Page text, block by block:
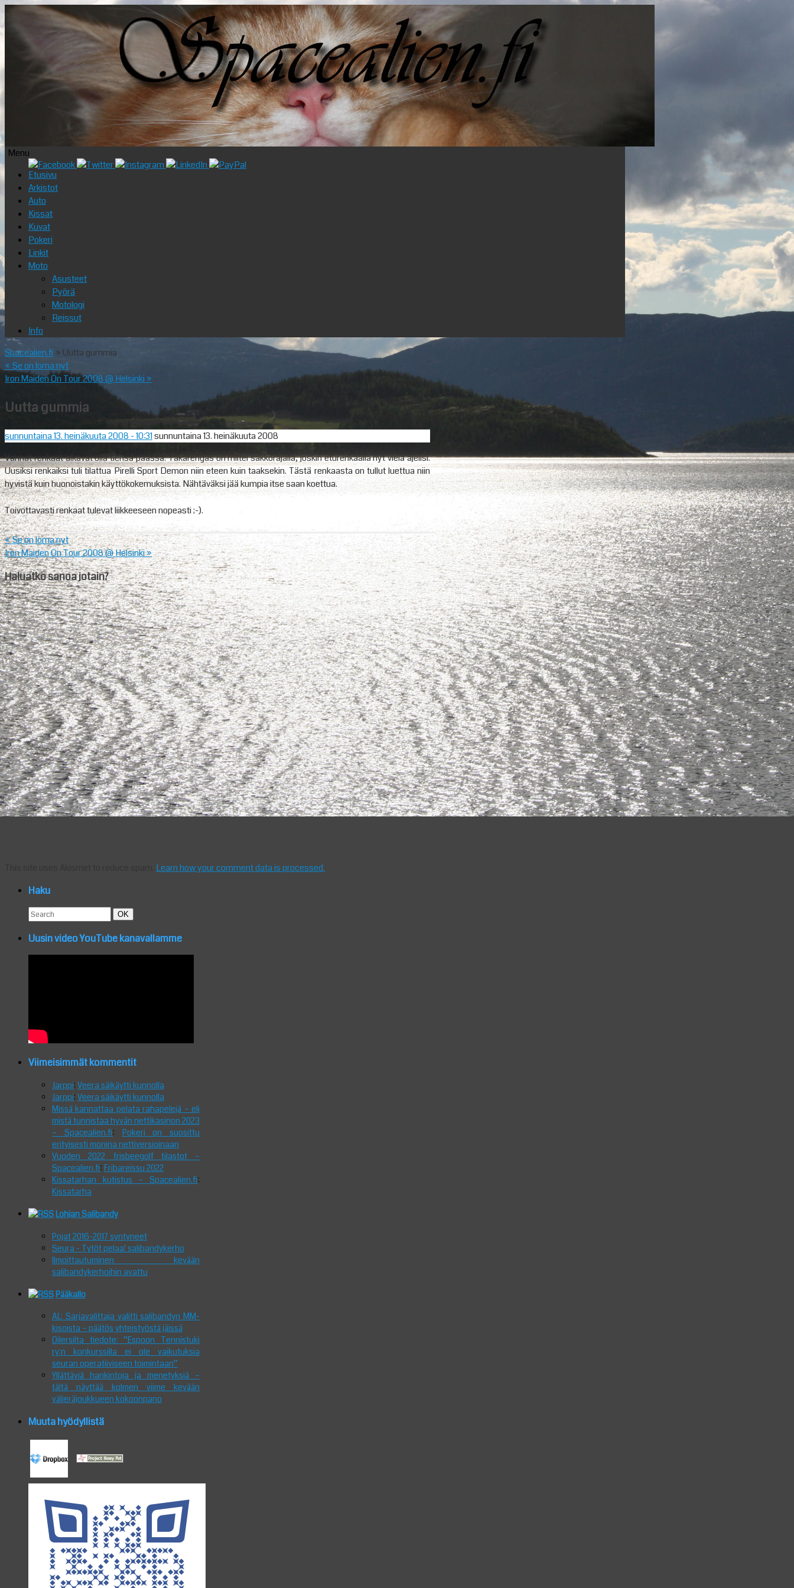
Menu
Skip
content
Etusivu
Arkistot
Auto
Kissat
Kuvat
Pokeri
Linkit
Moto
Asusteet
Pyörä
Motologi
Reissut
Info
Spacealien.fi » Uutta gummia
« Se on loma nyt
Iron Maiden On Tour 2008 @ Helsinki »
Uutta gummia
sunnuntaina 13. heinäkuuta 2008 - 10:31sunnuntaina 13. heinäkuuta 2008
Vanhat renkaat alkavat olla tiensä päässä. Takarengas on miltei sakkorajalla, joskin eturenkaalla nyt vielä ajelisi.
Uusiksi renkaiksi tuli tilattua Pirelli Sport Demon niin eteen kuin taaksekin. Tästä renkaasta on tullut luettua niin
hyvistä kuin huonoistakin käyttökokemuksista. Nähtäväksi jää kumpia itse saan koettua.
Toivottavasti renkaat tulevat liikkeeseen nopeasti ;-).
«Se on loma nyt
Iron Maiden On Tour 2008 @ Helsinki»
Haluatko sanoa jotain?
Learn how your comment data is processed.
Haku
Search
for:
Search
OK
Uusin video YouTube kanavallamme
Viimeisimmät kommentit
Jarppi: Veera säikäytti kunnolla
Jarppi: Veera säikäytti kunnolla
Missä kannattaa pelata rahapelejä – eli
mistä tunnistaa hyvän nettikasinon 2023
– Spacealien.fi: Pokeri on suosittu
erityisesti monina nettiversioinaan
Vuoden 2022 frisbeegolf tilastot –
Spacealien.fi: Fribareissu 2022
Kissatarhan kutistus – Spacealien.fi:
Kissatarha
Lohjan Salibandy
Pojat 2016-2017 syntyneet
Seura - Tytöt pelaa! salibandykerho
Ilmoittautuminen kevään
salibandykerhoihin avattu
Pääkallo
AL: Sarjavalittaja valitti salibandyn MM-
kisoista – päätös yhteistyöstä jäissä
Oilersilta tiedote: ”Espoon Tennistuki
ry:n konkurssilla ei ole vaikutuksia
seuran operatiiviseen toimintaan”
Yllättäviä hankintoja ja menetyksiä –
tältä näyttää kolmen viime kevään
välieräjoukkueen kokoonpano
Muuta hyödyllistä